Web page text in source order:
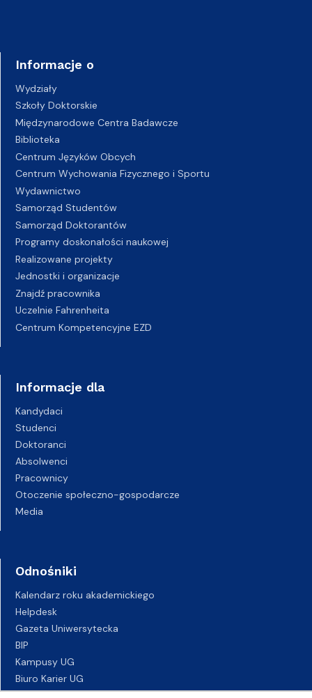
Informacje o
Wydziały
Szkoły Doktorskie
Międzynarodowe Centra Badawcze
Biblioteka
Centrum Języków Obcych
Centrum Wychowania Fizycznego i Sportu
Wydawnictwo
Samorząd Studentów
Samorząd Doktorantów
Programy doskonałości naukowej
Realizowane projekty
Jednostki i organizacje
Znajdź pracownika
Uczelnie Fahrenheita
Centrum Kompetencyjne EZD
Informacje dla
Kandydaci
Studenci
Doktoranci
Absolwenci
Pracownicy
Otoczenie społeczno-gospodarcze
Media
Odnośniki
Kalendarz roku akademickiego
Helpdesk
Gazeta Uniwersytecka
BIP
Kampusy UG
Biuro Karier UG
Oferty pracy